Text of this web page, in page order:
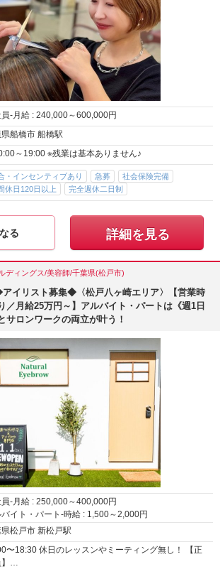
-月給 : 240,000～600,000円
船橋市 船橋駅
～19:00 ※残業は基本ありません♪
・インセンティブあり 急募
社会保険完備
休日120日以上
完全週休二日制
る 詳細を見る
ディングス/美容師/千葉県(松戸市)
イリスト募集◆〈松戸八ヶ崎エリア〉【営業時
／月給25万円～】アルバイト・パートは《週1日
ロンワークの両立が叶う！
-月給 : 250,000～400,000円
バイト・パート-時給 : 1,500～2,000円
松戸市 新松戸駅
〜18:30 休日のレッスンやミーティング無し！ 【正
】…